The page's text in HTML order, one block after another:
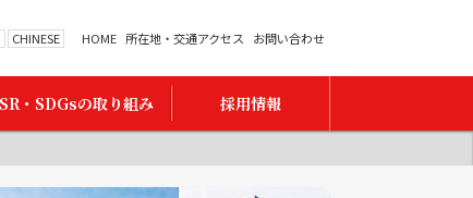
CHINESE HOME 所在地・交通アクセス お問い合わせ
・SDGsの取り組み 採用情報